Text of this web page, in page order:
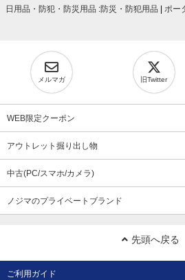
日用品・防犯・防災用品 :防災・防犯用品 ポー
メルマガ 旧Twitter
WEB限定クーポン
アウトレット掘り出し物
中古(PC/スマホ/カメラ)
ノジマのプライベートブランド
先頭へ戻る
ご利用ガイド